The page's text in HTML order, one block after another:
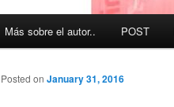
Más sobre el autor.. POST
Posted on January 31, 2016